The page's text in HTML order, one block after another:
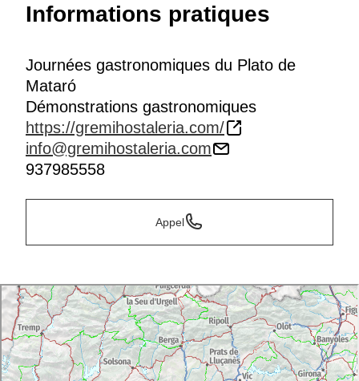
Informations pratiques
Journées gastronomiques du Plato de
Mataró
Démonstrations gastronomiques
https://gremihostaleria.com/
info@gremihostaleria.com
937985558
Appel